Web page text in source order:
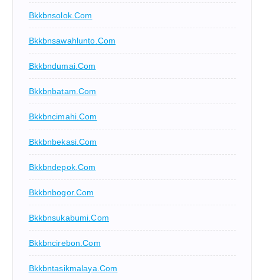
Bkkbnsolok.com
Bkkbnsawahlunto.com
Bkkbndumai.com
Bkkbnbatam.com
Bkkbncimahi.com
Bkkbnbekasi.com
Bkkbndepok.com
Bkkbnbogor.com
Bkkbnsukabumi.com
Bkkbncirebon.com
Bkkbntasikmalaya.com